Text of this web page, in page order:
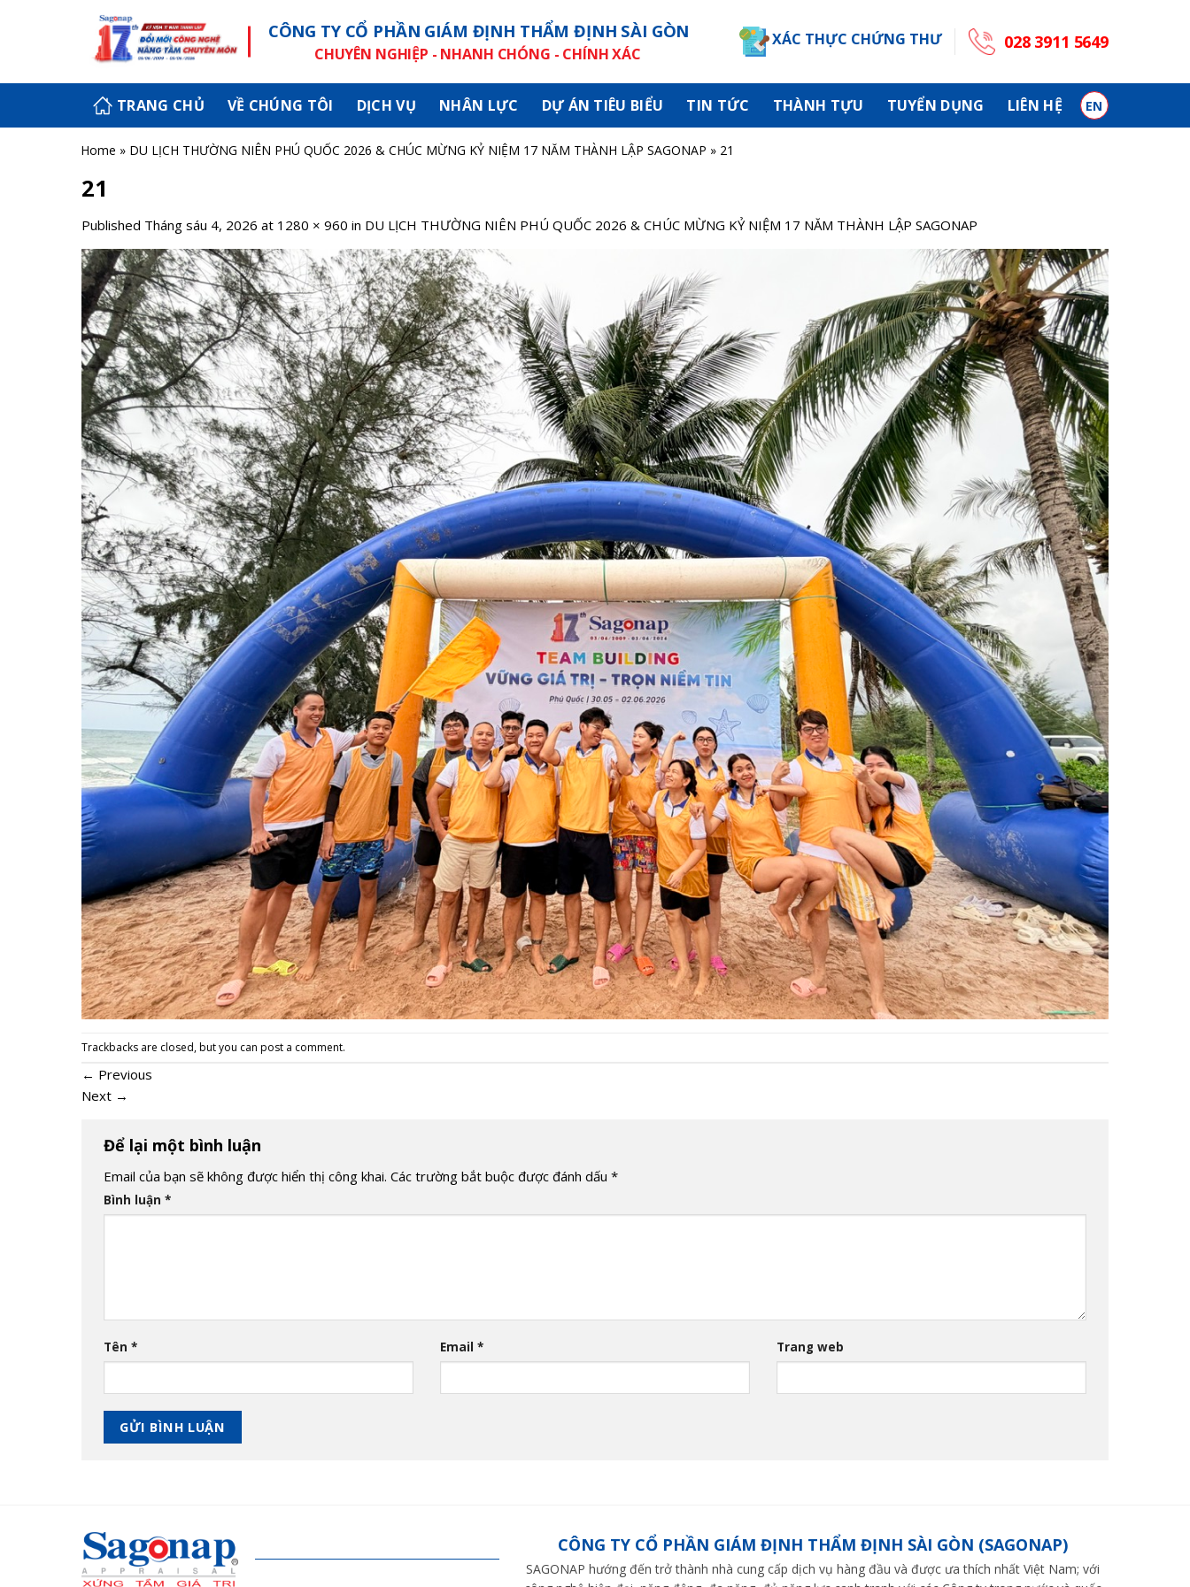
CÔNG TY CỔ PHẦN GIÁM ĐỊNH THẨM ĐỊNH SÀI GÒN
CHUYÊN NGHIỆP - NHANH CHÓNG - CHÍNH XÁC
XÁC THỰC CHỨNG THƯ 028 3911 5649
TRANG CHỦ VỀ CHÚNG TÔI DỊCH VỤ NHÂN LỰC DỰ ÁN TIÊU BIỂU TIN TỨC THÀNH TỰU TUYỂN DỤNG LIÊN HỆ EN
Home » DU LỊCH THƯỜNG NIÊN PHÚ QUỐC 2026 & CHÚC MỪNG KỶ NIỆM 17 NĂM THÀNH LẬP SAGONAP » 21
21
Published Tháng sáu 4, 2026 at 1280 × 960 in DU LỊCH THƯỜNG NIÊN PHÚ QUỐC 2026 & CHÚC MỪNG KỶ NIỆM 17 NĂM THÀNH LẬP SAGONAP
Trackbacks are closed, but you can post a comment.
← Previous
Next →
Để lại một bình luận
Email của bạn sẽ không được hiển thị công khai. Các trường bắt buộc được đánh dấu *
Bình luận *
Tên * Email * Trang web
CÔNG TY CỔ PHẦN GIÁM ĐỊNH THẨM ĐỊNH SÀI GÒN (SAGONAP)
SAGONAP hướng đến trở thành nhà cung cấp dịch vụ hàng đầu và được ưa thích nhất Việt Nam; với